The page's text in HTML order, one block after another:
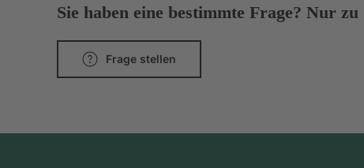
Sie haben eine bestimmte Frage? Nur zu
Frage stellen